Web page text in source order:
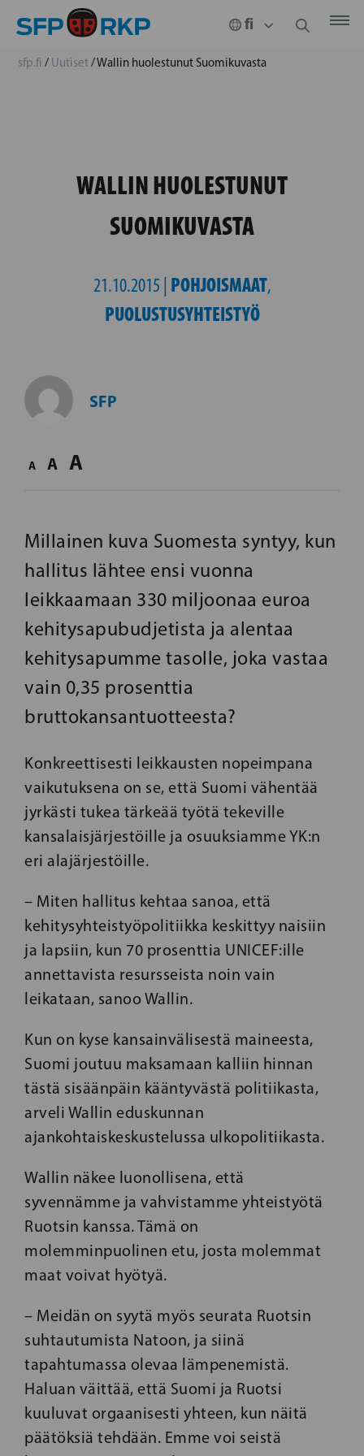
sfp.fi / Uutiset/Wallin huolestunut Suomikuvasta
WALLIN HUOLESTUNUT
SUOMIKUVASTA
21.10.2015 | POHJOISMAAT,
PUOLUSTUSYHTEISTYÖ
SFP
A A A
Millainen kuva Suomesta syntyy, kun
hallitus lähtee ensi vuonna
leikkaamaan 330 miljoonaa euroa
kehitysapubudjetista ja alentaa
kehitysapumme tasolle, joka vastaa
vain 0,35 prosenttia
bruttokansantuotteesta?
Konkreettisesti leikkausten nopeimpana
vaikutuksena on se, että Suomi vähentää
jyrkästi tukea tärkeää työtä tekeville
kansalaisjärjestöille ja osuuksiamme YK:n
eri alajärjestöille.
– Miten hallitus kehtaa sanoa, että
kehitysyhteistyöpolitiikka keskittyy naisiin
ja lapsiin, kun 70 prosenttia UNICEF:ille
annettavista resursseista noin vain
leikataan, sanoo Wallin.
Kun on kyse kansainvälisestä maineesta,
Suomi joutuu maksamaan kalliin hinnan
tästä sisäänpäin kääntyvästä politiikasta,
arveli Wallin eduskunnan
ajankohtaiskeskustelussa ulkopolitiikasta.
Wallin näkee luonollisena, että
syvennämme ja vahvistamme yhteistyötä
Ruotsin kanssa. Tämä on
molemminpuolinen etu, josta molemmat
maat voivat hyötyä.
– Meidän on syytä myös seurata Ruotsin
suhtautumista Natoon, ja siinä
tapahtumassa olevaa lämpenemistä.
Haluan väittää, että Suomi ja Ruotsi
kuuluvat orgaanisesti yhteen, kun näitä
päätöksiä tehdään. Emme voi seistä